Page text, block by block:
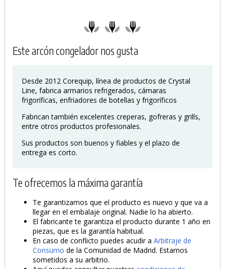
Este arcón congelador nos gusta
Desde 2012 Corequip, línea de productos de Crystal
Line, fabrica armarios refrigerados, cámaras
frigoríficas, enfriadores de botellas y frigoríficos
Fabrican también excelentes creperas, gofreras y grills,
entre otros productos profesionales.
Sus productos son buenos y fiables y el plazo de
entrega es corto.
Te ofrecemos la máxima garantía
Te garantizamos que el producto es nuevo y que va a
llegar en el embalaje original. Nadie lo ha abierto.
El fabricante te garantiza el producto durante 1 año en
piezas, que es la garantía habitual.
En caso de conflicto puedes acudir aArbitraje de
Consumo de la Comunidad de Madrid. Estamos
sometidos a su arbitrio.